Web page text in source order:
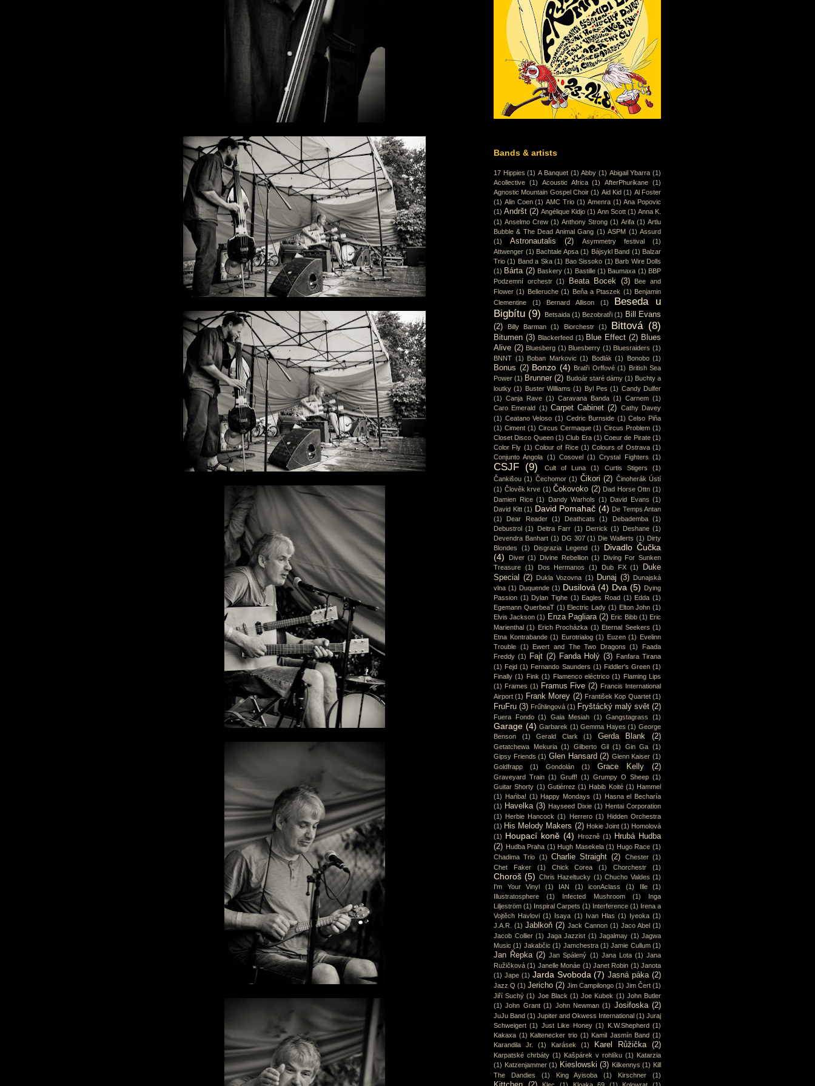
Bands & artists
17 Hippies (1) A Banquet (1) Abby (1) Abigail Ybarra (1)
Acollective (1) Acoustic Africa (1) AfterPhurikane (1)
Agnostic Mountain Gospel Choir (1) Aid Kid (1) Al Foster
(1) Alin Coen (1) AMC Trio (1) Amenra (1) Ana Popovic
(1) Andršt (2) Angélique Kidjo (1) Ann Scott (1) Anna K.
(1) Anselmo Crew (1) Anthony Strong (1) Arifa (1) Artlu
Bubble & The Dead Animal Gang (1) ASPM (1) Assurd
(1)
Astronautalis (2) Asymmetry festival
(1)
Attwenger (1) Bachtale Apsa (1) Bájsykl Band (1) Balzar
Trio (1) Band a Ska (1) Bao Sissoko (1) Barb Wire Dolls
(1) Bárta (2) Baskery (1) Bastille (1) Baumaxa (1) BBP
Podzemní orchestr (1) Beata Bocek (3)
Bee and
Flower (1) Belleruche (1) Beňa a Ptaszek (1) Benjamin
Clementine
(1) Bernard Allison (1)
Beseda u
Bigbítu (9) Betsaida (1) Bezobratři (1) Bill Evans
(2)
Billy Barman (1) Biorchestr (1) Bittová (8)
Bitumen (3) Blackerfeed (1) Blue Effect (2) Blues
Alive (2) Bluesberg (1) Bluesberry (1) Bluesraiders (1)
BNNT (1) Boban Markovic (1) Bodlák (1) Bonobo (1)
Bonus (2) Bonzo (4) Bratři Orffové (1)
British Sea
Power (1) Brunner (2) Budoár staré dámy (1) Buchty a
loutky (1) Buster Williams (1) Byl Pes (1) Candy Dulfer
(1) Canja Rave (1) Caravana Banda (1) Carnem (1)
Caro Emerald (1) Carpet Cabinet (2) Cathy Davey
(1) Ceatano Veloso (1) Cedric Burnside (1) Celso Piña
(1) Ciment (1) Circus Cermaque (1) Circus Problem (1)
Closet Disco Queen (1) Club Era (1) Coeur de Pirate (1)
Color Fly (1) Colour of Rice (1) Colours of Ostrava (1)
Conjunto Angola (1) Cosovel (1) Crystal Fighters (1)
CSJF (9) Cult of Luna (1) Curtis Stigers
(1)
Čankišou (1) Čechomor (1) Čikori (2) Činoherák Ústí
(1) Člověk krve (1) Čokovoko (2) Dad Horse Ottn (1)
Damien Rice (1) Dandy Warhols (1) David Evans (1)
David Kitt (1) David Pomahač (4) De Temps Antan
(1)
Dear Reader (1) Deathcats (1) Debademba
(1)
Debustrol
(1) Deitra Farr (1) Derrick (1) Deshane (1)
Devendra Banhart (1) DG 307 (1) Die Wallerts (1) Dirty
Blondes
(1) Disgrazia Legend (1)
Divadlo Čučka
(4)
Diver (1) Divine Rebellion (1)
Diving For Sunken
Treasure (1) Dos Hermanos (1) Dub FX (1)
Duke
Special (2) Dukla Vozovna (1) Dunaj (3)
Dunajská
vlna (1) Duquende (1) Dusilová (4) Dva (5)
Dying
Passion (1) Dylan Tighe (1) Eagles Road (1) Edda (1)
Egemann QuerbeaT (1) Electric Lady (1) Elton John (1)
Elvis Jackson (1) Enza Pagliara (2) Eric Bibb (1) Eric
Marienthal (1) Erich Procházka (1) Eternal Seekers (1)
Etna Kontrabande (1) Eurotrialog (1) Euzen (1)
Evelinn
Trouble (1) Ewert and The Two Dragons (1)
Faada
Freddy (1) Fajt (2) Fanda Holý (3)
Fanfara Tirana
(1) Fejd (1) Fernando Saunders (1) Fiddler's Green (1)
Finally (1) Fink (1) Flamenco eléctrico (1)
Flaming Lips
(1) Frames (1) Framus Five (2) Francis International
Airport (1) Frank Morey (2) František Kop Quartet (1)
FruFru (3) Frűhlingová (1) Fryštácký malý svět (2)
Fuera Fondo (1) Gaia Mesiah (1) Gangstagrass (1)
Garage (4) Garbarek (1) Gemma Hayes (1) George
Benson
(1) Gerald Clark (1) Gerda Blank (2)
Getatchewa Mekuria (1) Gilberto Gil (1) Gin Ga (1)
Gipsy Friends (1) Glen Hansard (2) Glenn Kaiser (1)
Goldfrapp
(1) Gondolán (1) Grace Kelly (2)
Graveyard Train (1) Gruff! (1) Grumpy O Sheep (1)
Guitar Shorty (1) Gutiérrez (1) Habib Koité (1) Hammel
(1)
Hańba! (1) Happy Mondays (1)
Hasna el Becharía
(1) Havelka (3) Hayseed Dixie (1) Hentai Corporation
(1)
Herbie Hancock (1) Herrero (1)
Hidden Orchestra
(1) His Melody Makers (2) Hokie Joint (1) Homolová
(1) Houpací koně (4) Hrozně (1)
Hrubá Hudba
(2) Hudba Praha (1) Hugh Masekela (1) Hugo Race (1)
Chadima Trio (1) Charlie Straight (2) Chester (1)
Chet Faker
(1) Chick Corea (1) Chorchestr (1)
Choroš (5) Chris Hazeltucky (1) Chucho Valdes (1)
I'm Your Vinyl
(1) IAN (1) iconAclass (1) Ille
(1)
Illustratosphere
(1) Infected Mushroom (1)
Inga
Liljeström (1) Inspiral Carpets (1) Interference (1) Irena a
Vojtěch Havlovi (1) Isaya (1) Ivan Hlas (1) Iyeoka (1)
J.A.R. (1) Jablkoň (2) Jack Cannon (1) Jaco Abel (1)
Jacob Collier (1) Jaga Jazzist (1) Jagalmay (1) Jagwa
Music (1) Jakabčic (1) Jamchestra (1) Jamie Cullum (1)
Jan Řepka (2) Jan Spálený (1) Jana Lota (1) Jana
Ružičková (1) Janelle Monáe (1) Janet Robin (1) Janota
(1) Jape (1) Jarda Svoboda (7) Jasná páka (2)
Jazz Q (1) Jericho (2) Jim Campilongo (1) Jim Čert (1)
Jiří Suchý (1) Joe Black (1) Joe Kubek (1) John Butler
(1) John Grant (1) John Newman (1) Josifoska (2)
JuJu Band (1) Jupiter and Okwess International (1) Juraj
Schweigert (1) Just Like Honey (1) K.W.Shepherd (1)
Kakaxa (1) Kaltenecker trio (1) Kamil Jasmín Band (1)
Karandila Jr.
(1) Karásek (1) Karel Růžička (2)
Karpatské chrbáty (1) Kašpárek v rohlíku (1)
Katarzia
(1) Katzenjammer (1) Kieslowski (3) Kilkennys (1) Kill
The Dandies
(1) King Ayisoba (1) Kirschner (1)